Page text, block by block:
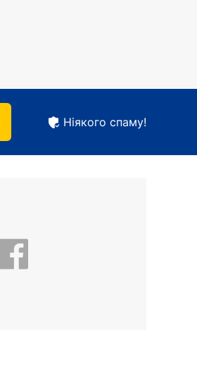
Ніякого спаму!